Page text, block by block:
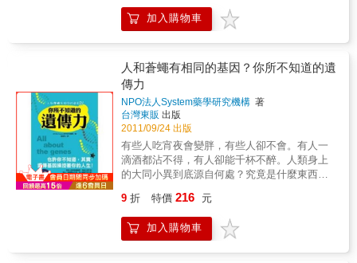
題如「完美主義者不完美」、「霸凌心理學」
與「強迫行為異常症──錯在基因還是大腦？」
加上基因學使得神經科學家更能深入了解人類
精神疾病之領域，不但對疾病原因亦且對治療
方法進一步研發，對此類知識有興趣的讀者，
閱讀本書將會獲得許多樂趣。本書特色★ 以淺
白方式呈現近數年來生物醫學研究新知識的發
展，可讀性與知識性兼具。
加入購物車
人和蒼蠅有相同的基因？你所不知道的遺
傳力
NPO法人System藥學研究機構 著
台灣東販 出版
2011/09/24 出版
有些人吃宵夜會變胖，有些人卻不會。有人一
滴酒都沾不得，有人卻能千杯不醉。人類身上
的大同小異到底源自何處？究竟是什麼東西控
不知道，其實，基因決定了你的一生！自19世
紀孟德爾以豌豆交配實驗奠定遺傳學基礎以
來，直到生物科技、遺傳工程蔚為潮流的今
9 折 特價 216 元
加入購物車